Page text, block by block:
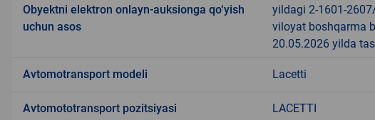
Obyektni elektron onlayn-auksionga qo‘yish
uchun asos
yildagi 2-1601-
viloyat boshqarma
20.05.2026 yilda
Avtomotransport modeli Lacetti
Avtomototransport pozitsiyasi LACETTI